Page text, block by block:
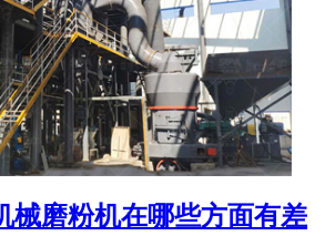
械磨粉机在哪些方面有差